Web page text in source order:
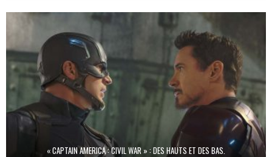
« CAPTAIN AMERICA : CIVIL WAR » : DES HAUTS ET DES BAS.